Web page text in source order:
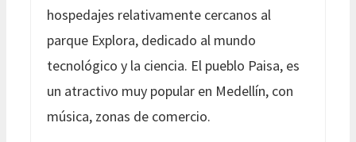
hospedajes relativamente cercanos al
parque Explora, dedicado al mundo
tecnológico y la ciencia. El pueblo Paisa, es
un atractivo muy popular en Medellín, con
música, zonas de comercio.